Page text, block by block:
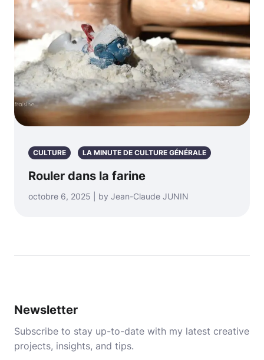
CULTURE LA MINUTE DE CULTURE GÉNÉRALE
Rouler dans la farine
octobre 6, 2025 | by Jean-Claude JUNIN
Newsletter
Subscribe to stay up-to-date with my latest creative
projects, insights, and tips.